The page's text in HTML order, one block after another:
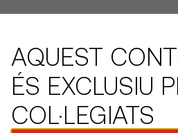
AQUEST
ÉS EXCLUSIU
COL·LEGIATS